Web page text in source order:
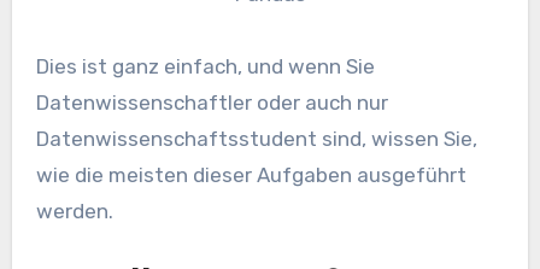
Dies ist ganz einfach, und wenn Sie
Datenwissenschaftler oder auch nur
Datenwissenschaftsstudent sind, wissen Sie,
wie die meisten dieser Aufgaben ausgeführt
werden.